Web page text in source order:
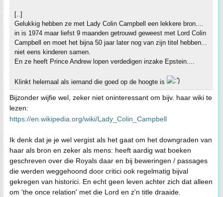
[..]
Gelukkig hebben ze met Lady Colin Campbell een lekkere bron....
in is 1974 maar liefst 9 maanden getrouwd geweest met Lord Colin
Campbell en moet het bijna 50 jaar later nog van zijn titel hebben...
niet eens kinderen samen.
En ze heeft Prince Andrew lopen verdedigen inzake Epstein....
Klinkt helemaal als iemand die goed op de hoogte is
Bijzonder wijfie wel, zeker niet oninteressant om bijv. haar wiki te
lezen:
https://en.wikipedia.org/wiki/Lady_Colin_Campbell
Ik denk dat je je wel vergist als het gaat om het downgraden van
haar als bron en zeker als mens: heeft aardig wat boeken
geschreven over die Royals daar en bij beweringen / passages
die werden weggehoond door critici ook regelmatig bijval
gekregen van historici. En echt geen leven achter zich dat alleen
om 'the once relation' met die Lord en z'n title draaide.